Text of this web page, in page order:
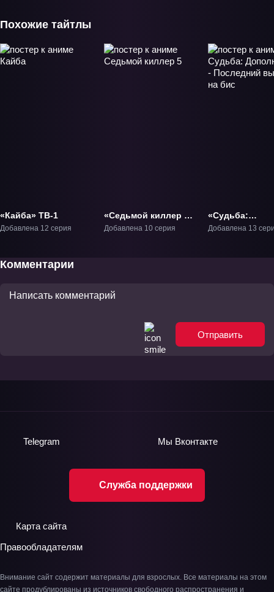
Похожие тайтлы
«Кайба» ТВ-1
Добавлена 12 серия
«Седьмой киллер 5»
ТВ-5
Добавлена 10 серия
«Судьба:
Дополнение -
Добавлена 13
Комментарии
Отправить
Служба поддержки
Telegram Мы Вконтакте
Карта сайта
Правообладателям
Внимание сайт содержит материалы для взрослых. Все материалы на этом
сайте продублированы из источников свободного распространения и